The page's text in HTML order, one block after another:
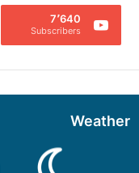
7٬640
Subscribers
Weather